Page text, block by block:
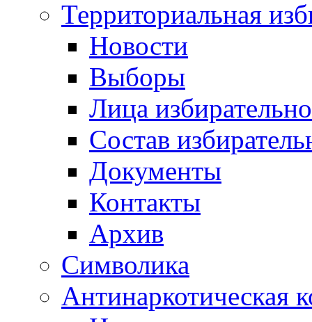
Территориальная
Новости
Выборы
Лица
Состав
Документы
Контакты
Архив
Символика
Антинаркотическая